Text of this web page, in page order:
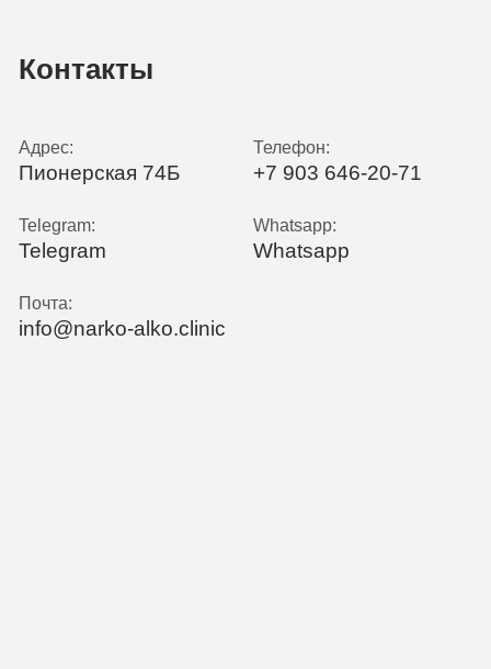
Контакты
Адрес:
Пионерская 74Б
Телефон:
+7 903 646-20-71
Telegram:
Telegram
Whatsapp:
Whatsapp
Почта:
info@narko-alko.clinic